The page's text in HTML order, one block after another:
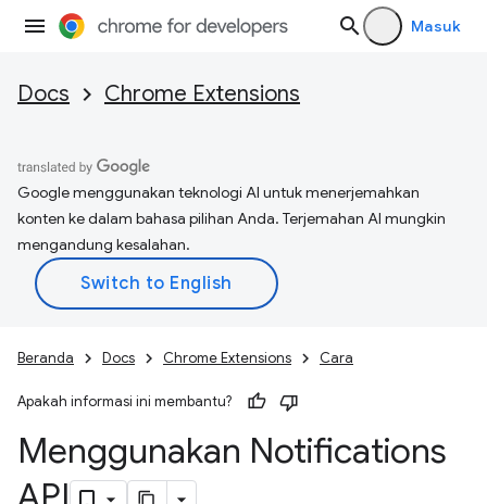
Masuk
Docs Chrome Extensions
Google menggunakan teknologi AI untuk menerjemahkan
konten ke dalam bahasa pilihan Anda. Terjemahan AI mungkin
mengandung kesalahan.
Beranda Docs Chrome Extensions Cara
Apakah informasi ini membantu?
Menggunakan Notifications